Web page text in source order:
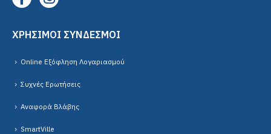
ΧΡΗΣΙΜΟΙ ΣΥΝΔΕΣΜΟΙ
Online Εξόφληση Λογαριασμού
Συχνές Ερωτήσεις
Αναφορά Βλάβης
SmartVille